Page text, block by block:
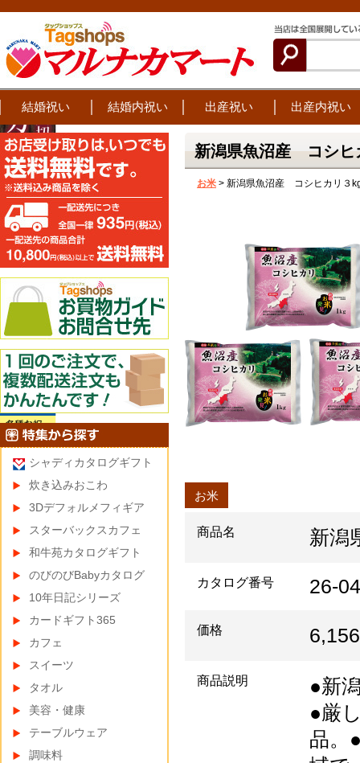
結婚祝い 結婚内祝い 出産祝い 出産内祝い
新潟県魚沼産 コシヒ
お米 > 新潟県魚沼産 コシヒカリ３
お米
商品名 新潟
カタログ番号 26-
価格
商品説明
●新
●厳
品。
シャディカタログギフト
炊き込みおこわ
3Dデフォルメフィギア
スターバックスカフェ
和牛苑カタログギフト
のびのびBabyカタログ
10年日記シリーズ
カードギフト365
カフェ
スイーツ
タオル
美容・健康
テーブルウェア
調味料